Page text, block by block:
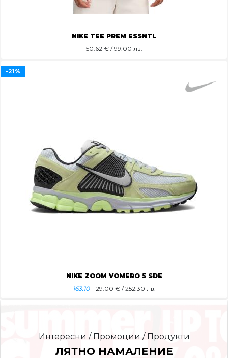
NIKE TEE PREM ESSNTL
50.62€ / 99.00 лв.
NIKE ZOOM VOMERO 5 SDE
163.10 129.00 € / 252.30 лв.
-21%
Интересни / Промоции / Продукти
ЛЯТНО НАМАЛЕНИЕ